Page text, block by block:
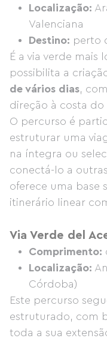
Localização:
Valenciana
Destino: perto
É a via verde mais
possibilita a
de vários dias,
direção à costa
O percurso é
estruturar uma
na íntegra ou
conectá-lo a
oferece uma base
itinerário linear
Via Verde del
Comprimento:
Localização:
Córdoba)
Este percurso
estruturado, com
toda a sua